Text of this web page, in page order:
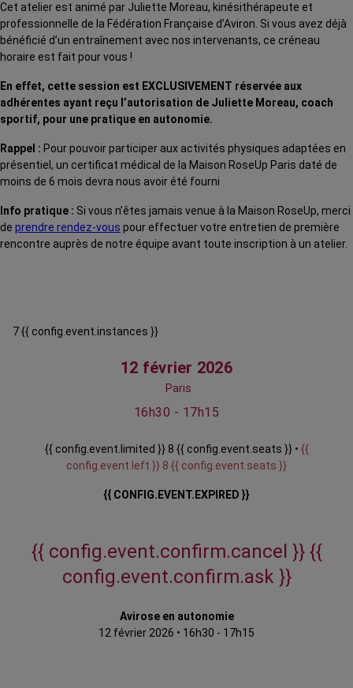
Cet atelier est animé par Juliette Moreau, kinésithérapeute et
professionnelle de la Fédération Française d’Aviron. Si vous avez déjà
bénéficié d’un entraînement avec nos intervenants, ce créneau
horaire est fait pour vous !
En effet, cette session est EXCLUSIVEMENT réservée aux
adhérentes ayant reçu l’autorisation de Juliette Moreau, coach
sportif, pour une pratique en autonomie.
Rappel : Pour pouvoir participer aux activités physiques adaptées en
présentiel, un certificat médical de la Maison RoseUp Paris daté de
moins de 6 mois devra nous avoir été fourni
Info pratique : Si vous n’êtes jamais venue à la Maison RoseUp, merci
de prendre rendez-vous pour effectuer votre entretien de première
rencontre auprès de notre équipe avant toute inscription à un atelier.
7 {{ config.event.instances }}
12 février 2026
Paris
16h30 - 17h15
{{ config.event.limited }} 8 {{ config.event.seats }} • {{
config.event.left }} 8 {{ config.event.seats }}
{{ CONFIG.EVENT.EXPIRED }}
{{ config.event.confirm.cancel }} {{
config.event.confirm.ask }}
Avirose en autonomie
12 février 2026 • 16h30 - 17h15